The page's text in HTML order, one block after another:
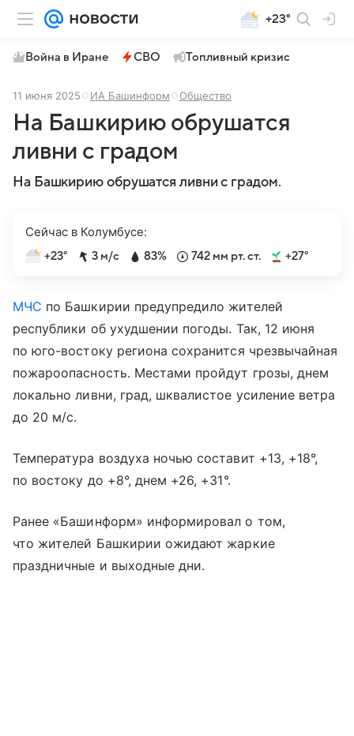
+23°
Война в Иране СВО Топливный кризис
11 июня 2025 ИА Башинформ Общество
На Башкирию обрушатся
ливни с градом
На Башкирию обрушатся ливни с градом.
Сейчас в Колумбусе:
+23° 3 м/с 83% 742 мм рт. ст. +27°
МЧС по Башкирии предупредило жителей
республики об ухудшении погоды. Так, 12 июня
по юго-востоку региона сохранится чрезвычайная
пожароопасность. Местами пройдут грозы, днем
локально ливни, град, шквалистое усиление ветра
до 20 м/с.
Температура воздуха ночью составит +13, +18°,
по востоку до +8°, днем +26, +31°.
Ранее «Башинформ» информировал о том,
что жителей Башкирии ожидают жаркие
праздничные и выходные дни.